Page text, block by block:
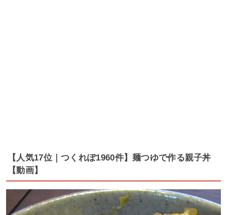
【人気17位｜つくれぽ1960件】麺つゆで作る親子丼
【動画】